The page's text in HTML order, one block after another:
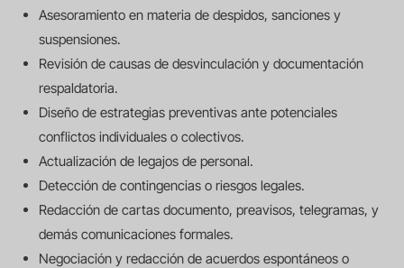
Asesoramiento en materia de despidos, sanciones y
suspensiones.
Revisión de causas de desvinculación y documentación
respaldatoria.
Diseño de estrategias preventivas ante potenciales
conflictos individuales o colectivos.
Actualización de legajos de personal.
Detección de contingencias o riesgos legales.
Redacción de cartas documento, preavisos, telegramas, y
demás comunicaciones formales.
Negociación y redacción de acuerdos espontáneos o